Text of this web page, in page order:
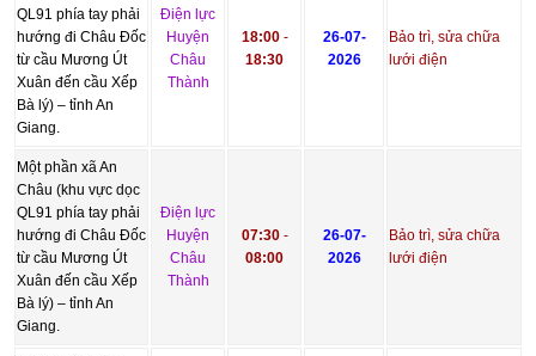
QL91 phía tay phải
hướng đi Châu Đốc
từ cầu Mương Út
Xuân đến cầu Xếp
Bà lý) – tỉnh An
Giang.
Điện lực
Huyện
Châu
Thành
18:00-
18:30
26-07-
2026
Bảo trì, sửa chữa
lưới điện
Một phần xã An
Châu (khu vực dọc
QL91 phía tay phải
hướng đi Châu Đốc
từ cầu Mương Út
Xuân đến cầu Xếp
Bà lý) – tỉnh An
Giang.
Điện lực
Huyện
Châu
Thành
07:30-
08:00
26-07-
2026
Bảo trì, sửa chữa
lưới điện